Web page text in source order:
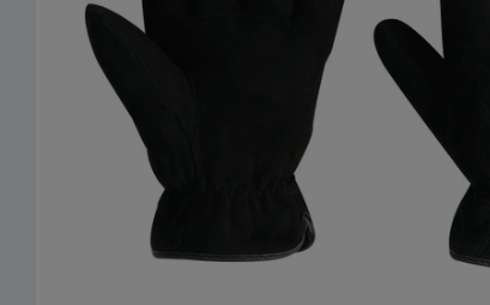
Ouvrir le média 0 en mode modal